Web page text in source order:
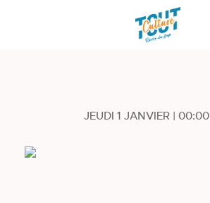
JEUDI 1 JANVIER | 00:00